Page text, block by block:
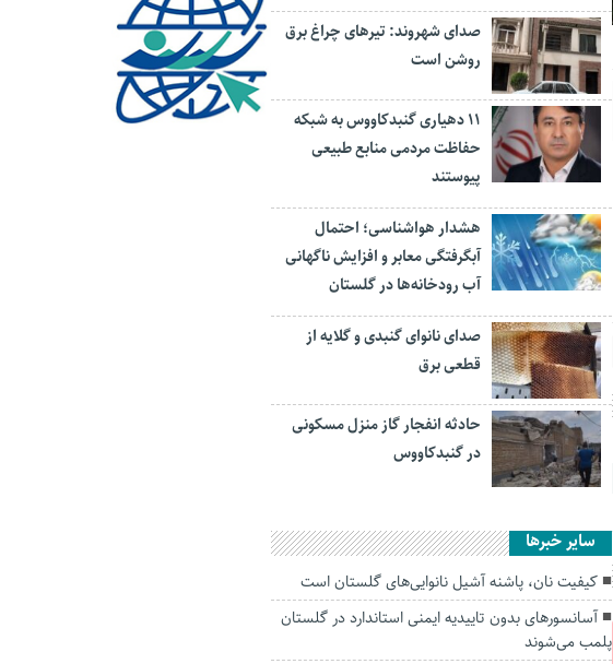
صدای شهروند: تیرهای چراغ برق
روشن است
۱۱ دهیاری گنبدکاووس به شبکه
حفاظت مردمی منابع طبیعی
پیوستند
هشدار هواشناسی؛ احتمال
آبگرفتگی معابر و افزایش ناگهانی
آب رودخانه‌ها در گلستان
صدای نانوای گنبدی و گلایه از
قطعی برق
حادثه انفجار گاز منزل مسکونی
در گنبدکاووس
سایر خبرها
کیفیت نان، پاشنه آشیل نانوایی‌های گلستان است
آسانسورهای بدون تاییدیه ایمنی استاندارد در گلستان
پلمب می‌شوند